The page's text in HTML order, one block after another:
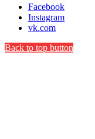
Facebook
Instagram
vk.com
Back to top button